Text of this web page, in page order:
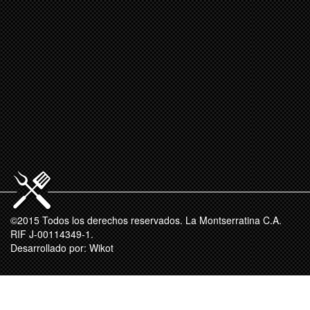
©2015 Todos los derechos reservados. La Montserratina C.A.
RIF J-00114349-1.
Desarrollado por:Wikot